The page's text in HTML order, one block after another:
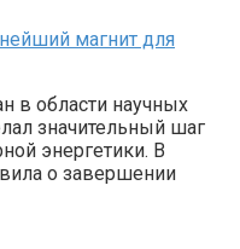
магнит для
в области научных
значительный шаг
энергетики. В
о завершении